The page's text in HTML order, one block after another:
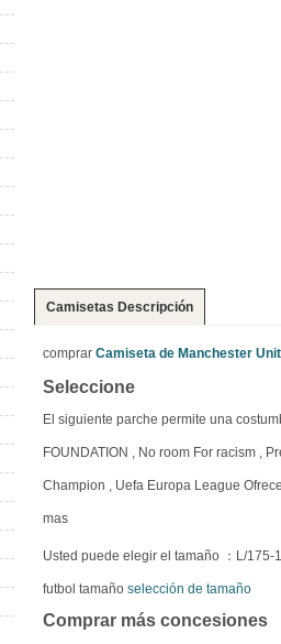
Camisetas Descripción
comprar Camiseta de Manchester
Seleccione
El siguiente parche permite una
FOUNDATION , No room For racism ,
Champion , Uefa Europa League
mas
Usted puede elegir el tamaño ：L/
futbol tamaño selección de tamaño
Comprar más concesiones